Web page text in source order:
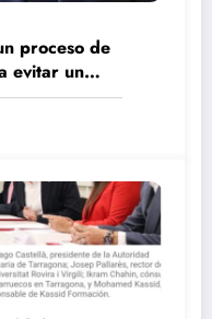
proceso de
evitar un